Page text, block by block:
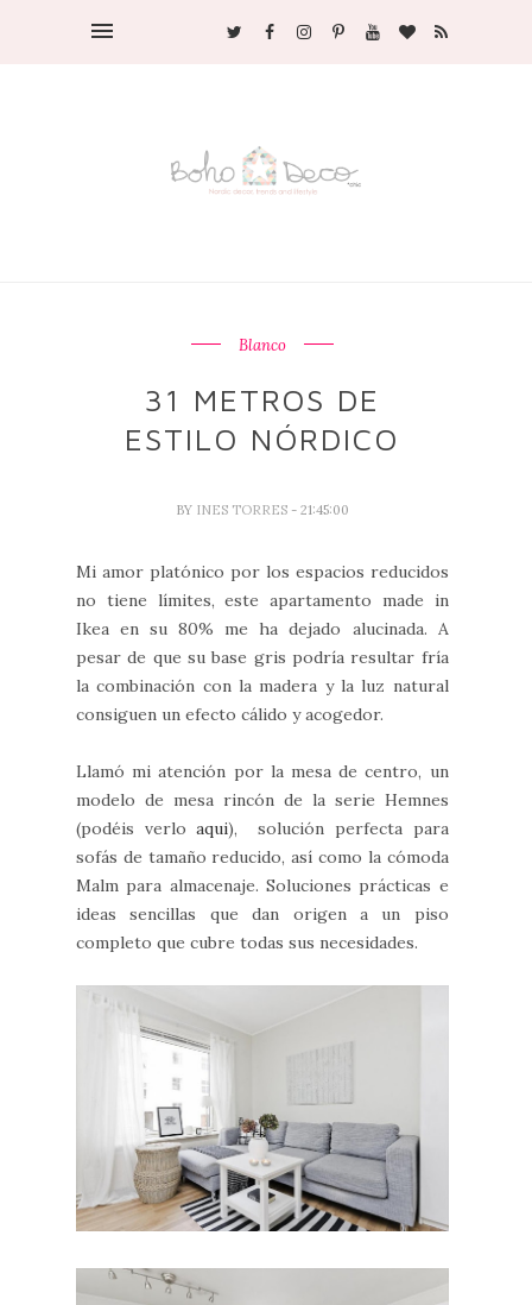
Blanco
31 METROS DE
ESTILO NÓRDICO
BY INES TORRES - 21:45:00
Mi amor platónico por los espacios reducidos
no tiene límites, este apartamento made in
Ikea en su 80% me ha dejado alucinada. A
pesar de que su base gris podría resultar fría
la combinación con la madera y la luz natural
consiguen un efecto cálido y acogedor.
Llamó mi atención por la mesa de centro, un
modelo de mesa rincón de la serie Hemnes
(podéis verloaqui), solución perfecta para
sofás de tamaño reducido, así como la cómoda
Malm para almacenaje. Soluciones prácticas e
ideas sencillas que dan origen a un piso
completo que cubre todas sus necesidades.